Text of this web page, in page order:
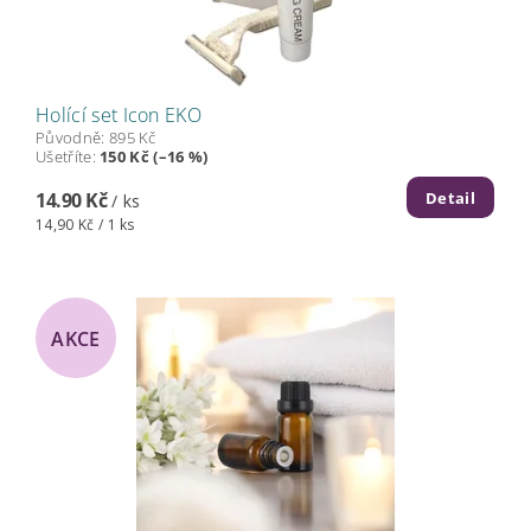
Holící set Icon EKO
Původně: 895 Kč
Ušetříte: 150 Kč (–16 %)
14.90 Kč / ks
14,90 Kč / 1 ks
Detail
AKCE